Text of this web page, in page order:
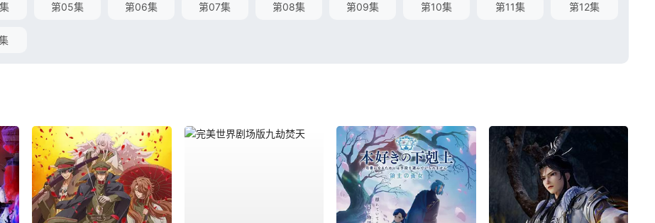
第05集 第06集 第07集 第08集 第09集 第10集 第11集 第12集